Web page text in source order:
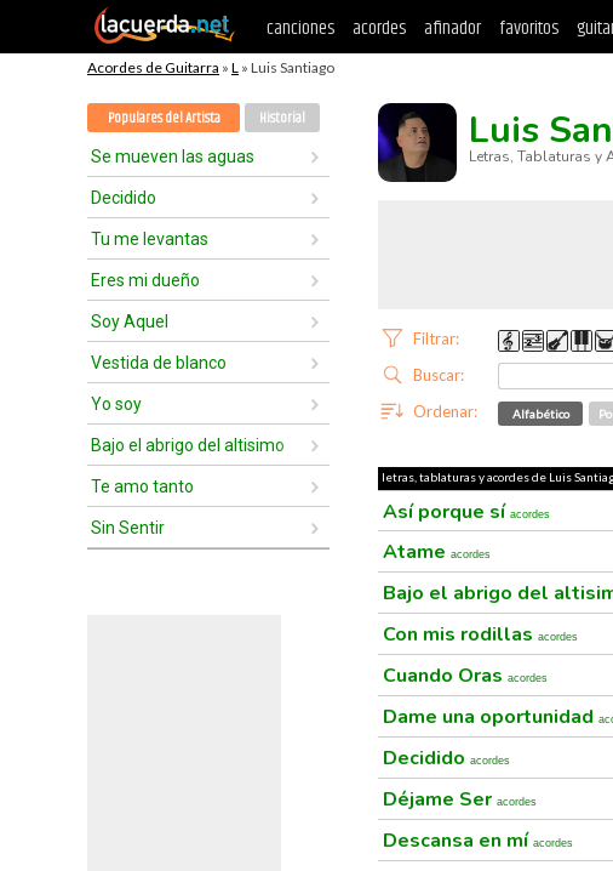
canciones acordes afinador favoritos
Acordes de Guitarra » L » Luis Santiago
Populares del Artista Historial
Se mueven las aguas
Decidido
Tu me levantas
Eres mi dueño
Soy Aquel
Vestida de blanco
Yo soy
Bajo el abrigo del altisimo
Te amo tanto
Sin Sentir
Luis
Letras, Tablaturas y
Filtrar:
Buscar:
Ordenar: Alfabético
letras, tablaturas y acordes de Luis
Así porque sí acordes
Atame acordes
Bajo el abrigo del
Con mis rodillas acordes
Cuando Oras acordes
Dame una oportunidad
Decidido acordes
Déjame Ser acordes
Descansa en mí acordes